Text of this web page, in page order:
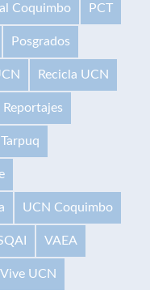
Coquimbo PCT
Posgrados
Recicla UCN
Reportajes
Tarpuq
UCN Coquimbo
VAEA
Vive UCN